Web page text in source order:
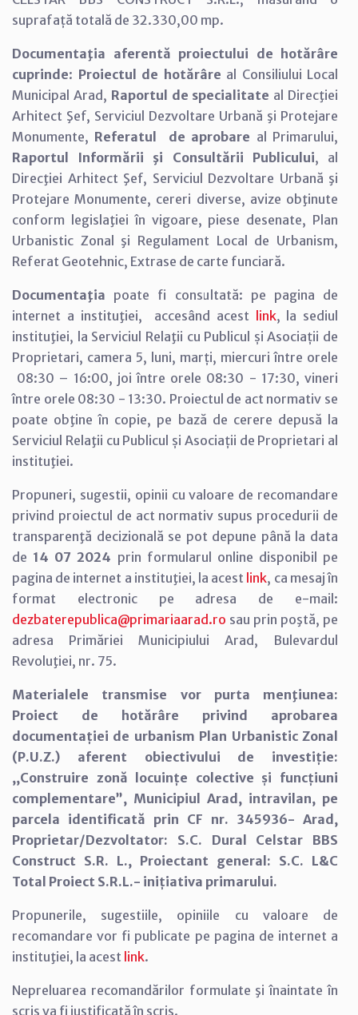
suprafață totală de 32.330,00 mp.
Documentaţia aferentă proiectului de hotărâre
cuprinde: Proiectul de hotărâre al Consiliului Local
Municipal Arad, Raportul de specialitate al Direcţiei
Arhitect Şef, Serviciul Dezvoltare Urbană şi Protejare
Monumente, Referatul de aprobare al Primarului,
Raportul Informării şi Consultării Publicului, al
Direcţiei Arhitect Şef, Serviciul Dezvoltare Urbană şi
Protejare Monumente, cereri diverse, avize obţinute
conform legislaţiei în vigoare, piese desenate, Plan
Urbanistic Zonal şi Regulament Local de Urbanism,
Referat Geotehnic, Extrase de carte funciară.
Documentaţia poate fi consultată: pe pagina de
internet a instituţiei, accesând acest link, la sediul
instituţiei, la Serviciul Relaţii cu Publicul și Asociații de
Proprietari, camera 5, luni, marți, miercuri între orele
08:30 – 16:00, joi între orele 08:30 - 17:30, vineri
între orele 08:30 - 13:30. Proiectul de act normativ se
poate obţine în copie, pe bază de cerere depusă la
Serviciul Relaţii cu Publicul și Asociații de Proprietari al
instituţiei.
Propuneri, sugestii, opinii cu valoare de recomandare
privind proiectul de act normativ supus procedurii de
transparenţă decizională se pot depune până la data
de 14 07 2024 prin formularul online disponibil pe
pagina de internet a instituţiei, la acest link, ca mesaj în
format electronic pe adresa de e-mail:
dezbaterepublica@primariaarad.ro sau prin poştă, pe
adresa Primăriei Municipiului Arad, Bulevardul
Revoluţiei, nr. 75.
Materialele transmise vor purta menţiunea:
Proiect de hotărâre privind aprobarea
documentației de urbanism Plan Urbanistic Zonal
(P.U.Z.) aferent obiectivului de investiție:
,,Construire zonă locuințe colective și funcțiuni
complementare”, Municipiul Arad, intravilan, pe
parcela identificată prin CF nr. 345936- Arad,
Proprietar/Dezvoltator: S.C. Dural Celstar BBS
Construct S.R. L., Proiectant general: S.C. L&C
Total Proiect S.R.L.- inițiativa primarului.
Propunerile, sugestiile, opiniile cu valoare de
recomandare vor fi publicate pe pagina de internet a
instituţiei, la acest link.
Nepreluarea recomandărilor formulate şi înaintate în
scris va fi justificată în scris.